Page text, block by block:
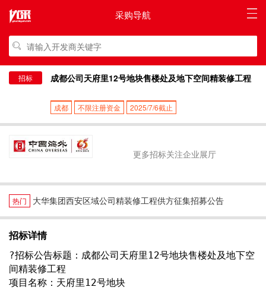
采购导航
招标 成都公司天府里12号地块售楼处及地下空间精装修工程
成都 不限注册资金 2025/7/6截止
更多招标关注企业展厅
热门 大华集团西安区域公司精装修工程供方征集招募公告
招标详情
?招标公告标题：成都公司天府里12号地块售楼处及地下空
间精装修工程
项目名称：天府里12号地块